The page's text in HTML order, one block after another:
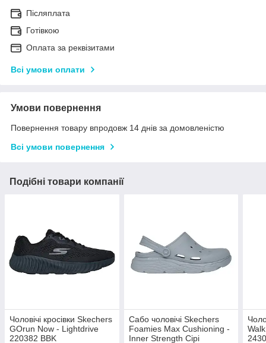
Післяплата
Готівкою
Оплата за реквізитами
Всі умови оплати
Умови повернення
Повернення товару впродовж 14 днів за домовленістю
Всі умови повернення
Подібні товари компанії
Чоловічі кросівки Skechers
GOrun Now - Lightdrive
220382 BBK
Сабо чоловічі Skechers
Foamies Max Cushioning -
Inner Strength Сірі